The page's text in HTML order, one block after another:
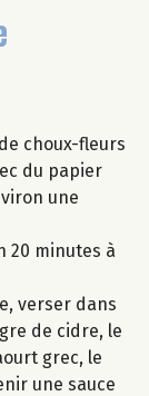
choux-fleurs
du papier
une
20 minutes à
verser dans
de cidre, le
grec, le
une sauce